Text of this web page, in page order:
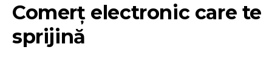
Comerț electronic care te
sprijină